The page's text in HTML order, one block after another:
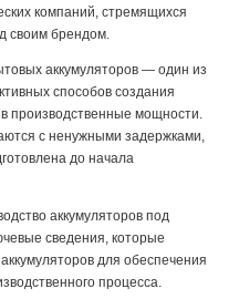
компаний, стремящихся
своим брендом.
аккумуляторов — один из
способов создания
производственные мощности.
с ненужными задержками,
​​до начала
аккумуляторов под
сведения, которые
для обеспечения
процесса.